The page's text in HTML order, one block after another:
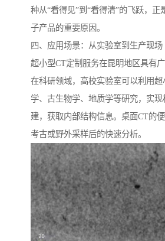
种从“看得见”到“看得清”的飞跃，正
子产品的重要原因。
四、应用场景：从实验室到生产现场
超小型CT定制服务在昆明地区具有广
在科研领域，高校实验室可以利用
学、古生物学、地质学等研究，实
建，获取内部结构信息。桌面CT的
考古或野外采样后的快速分析。